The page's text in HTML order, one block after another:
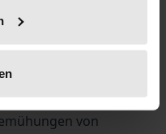
Dadurch
gewandelten
Sparten-
welche
von